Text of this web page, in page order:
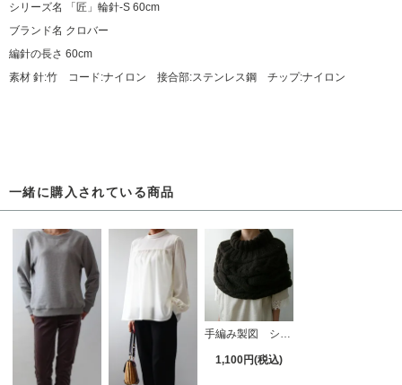
シリーズ名 「匠」輪針-S 60cm
ブランド名 クロバー
編針の長さ 60cm
素材 針:竹 コード:ナイロン 接合部:ステンレス鋼 チップ:ナイロン
一緒に購入されている商品
手編み製図 ショートケープ【10】
1,100円(税込)